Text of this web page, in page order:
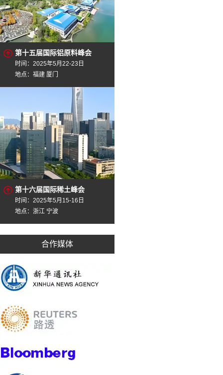
第十五届国际铝原料峰会
时间：2025年5月22-23日
地点：福建 厦门
第十六届国际稀土峰会
时间：2025年5月15-16日
地点：浙江 宁波
合作媒体